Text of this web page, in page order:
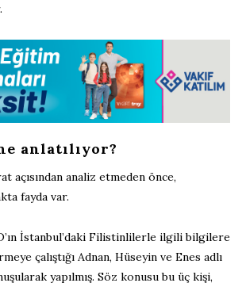
anlatılıyor?
açısından analiz etmeden önce,
fayda var.
İstanbul’daki Filistinlilerle ilgili bilgilere
çalıştığı Adnan, Hüseyin ve Enes adlı
yapılmış. Söz konusu bu üç kişi,